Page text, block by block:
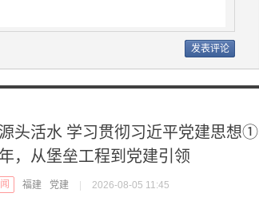
头活水 学习贯彻习近平党建思想①
年，从堡垒工程到党建引领
福建 党建 2026-08-05 11:45